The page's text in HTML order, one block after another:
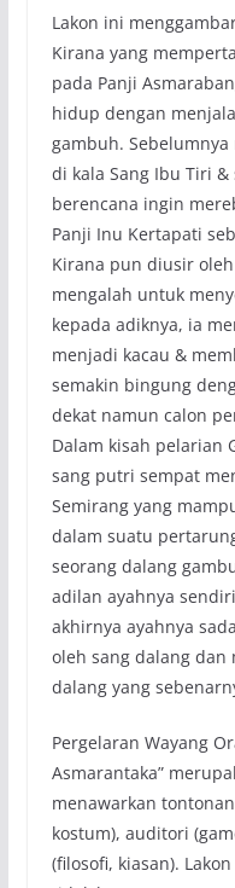
Lakon ini
Kirana yang
pada Panji
hidup dengan
gambuh.
di kala Sang Ibu Tiri
berencana ingin
Panji Inu Kertapati
Kirana pun diusir
mengalah untuk
kepada adiknya, ia
menjadi kacau &
semakin bingung
dekat namun calon
Dalam kisah pelarian
sang putri sempat
Semirang yang
dalam suatu
seorang dalang
adilan ayahnya
akhirnya ayahnya
oleh sang dalang dan
dalang yang
Pergelaran Wayang
Asmarantaka”
menawarkan
kostum), auditori
(filosofi, kiasan).